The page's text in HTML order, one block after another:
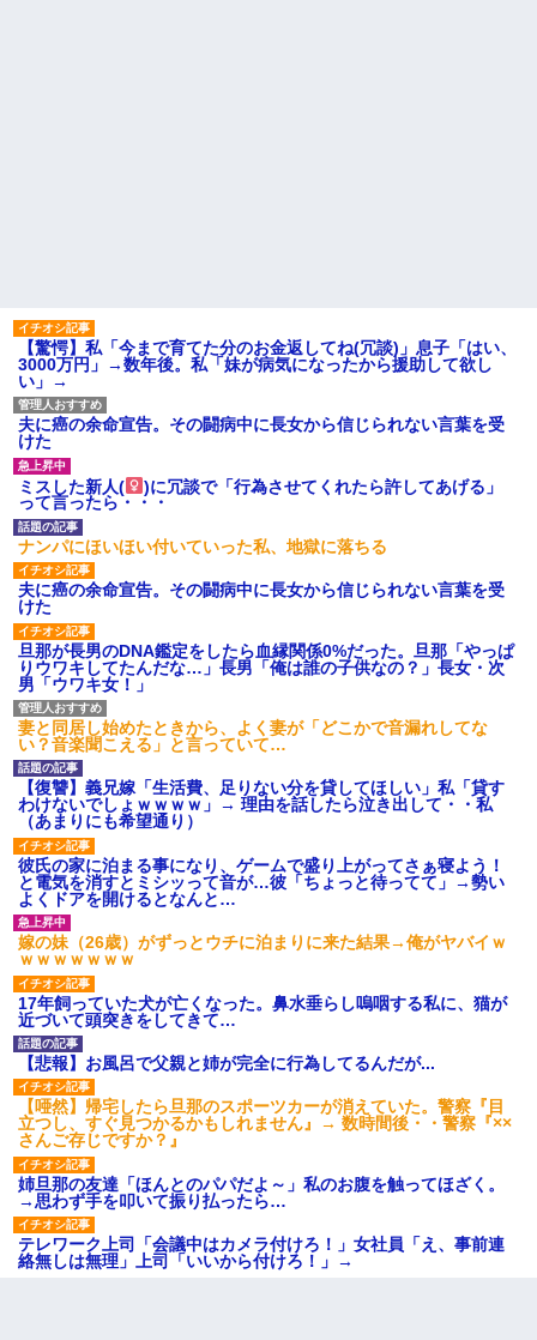
【驚愕】私「今まで育てた分のお金返してね(冗談)」息子「はい、
3000万円」→数年後。私「妹が病気になったから援助して欲し
い」→
夫に癌の余命宣告。その闘病中に長女から信じられない言葉を受
けた
ミスした新人(
)に冗談で「行為させてくれたら許してあげる」
って言ったら・・・
ナンパにほいほい付いていった私、地獄に落ちる
夫に癌の余命宣告。その闘病中に長女から信じられない言葉を受
けた
旦那が長男のDNA鑑定をしたら血縁関係0%だった。旦那「やっぱ
りウワキしてたんだな…」長男「俺は誰の子供なの？」長女・次
男「ウワキ女！」
妻と同居し始めたときから、よく妻が「どこかで音漏れしてな
い？音楽聞こえる」と言っていて…
【復讐】義兄嫁「生活費、足りない分を貸してほしい」私「貸す
わけないでしょｗｗｗｗ」→ 理由を話したら泣き出して・・私
（あまりにも希望通り）
彼氏の家に泊まる事になり、ゲームで盛り上がってさぁ寝よう！
と電気を消すとミシッって音が…彼「ちょっと待ってて」→勢い
よくドアを開けるとなんと…
嫁の妹（26歳）がずっとウチに泊まりに来た結果→俺がヤバイｗ
ｗｗｗｗｗｗｗ
17年飼っていた犬が亡くなった。鼻水垂らし嗚咽する私に、猫が
近づいて頭突きをしてきて…
【悲報】お風呂で父親と姉が完全に行為してるんだが...
【唖然】帰宅したら旦那のスポーツカーが消えていた。警察『目
立つし、すぐ見つかるかもしれません』→ 数時間後・・警察『××
さんご存じですか？』
姉旦那の友達「ほんとのパパだよ～」私のお腹を触ってほざく。
→思わず手を叩いて振り払ったら…
テレワーク上司「会議中はカメラ付けろ！」女社員「え、事前連
絡無しは無理」上司「いいから付けろ！」→